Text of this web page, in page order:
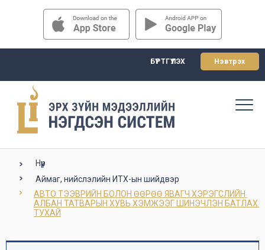
БҮРТГҮҮЛЭХ Нэвтрэх
Нүүр
Аймаг, нийслэлийн ИТХ-ын шийдвэр
АВТО ТЭЭВРИЙН БОЛОН ӨӨРӨӨ ЯВАГЧ ХЭРЭГСЛИЙН
АЛБАН ТАТВАРЫН ХУВЬ ХЭМЖЭЭГ ШИНЭЧЛЭН БАТЛАХ
ТУХАЙ